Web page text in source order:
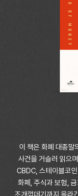
이 책은 화폐 대종말
사건을 거슬러 읽으
CBDC, 스테이블코
화폐, 주식과 보험,